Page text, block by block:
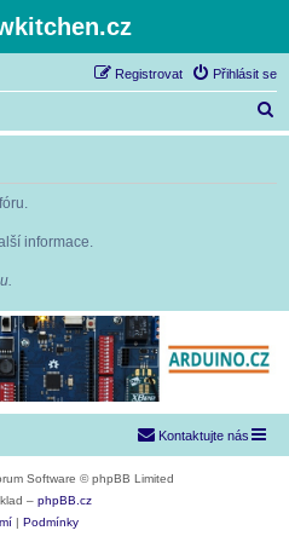
Přihlásit se
Registrovat
l
informace.
Kontaktujte nás
Software © phpBB Limited
– phpBB.cz
Podmínky